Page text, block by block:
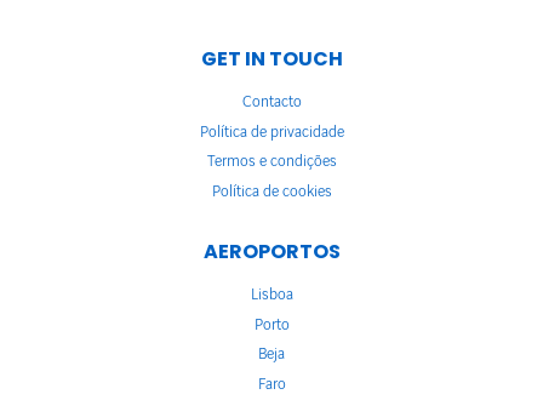
GET IN TOUCH
Contacto
Política de privacidade
Termos e condições
Política de cookies
AEROPORTOS
Lisboa
Porto
Beja
Faro